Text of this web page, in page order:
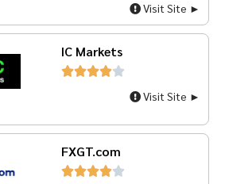
Visit Site ►
IC Markets

Visit Site ►
FXGT.com
